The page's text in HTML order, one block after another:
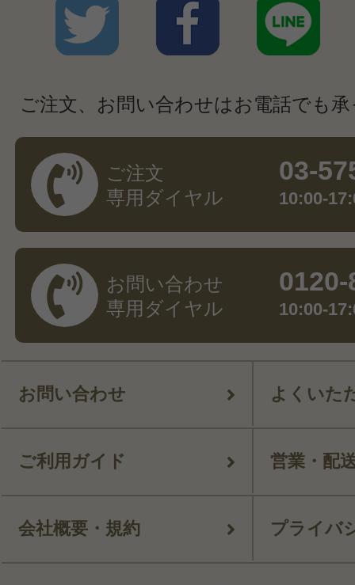
ご注文、お問い合わせはお電話でも
ご注文
専用ダイヤル
03-
10:00-
お問い合わせ
専用ダイヤル
10:00-
お問い合わせ よくいた
ご利用ガイド 営業・配
会社概要・規約 プライバ